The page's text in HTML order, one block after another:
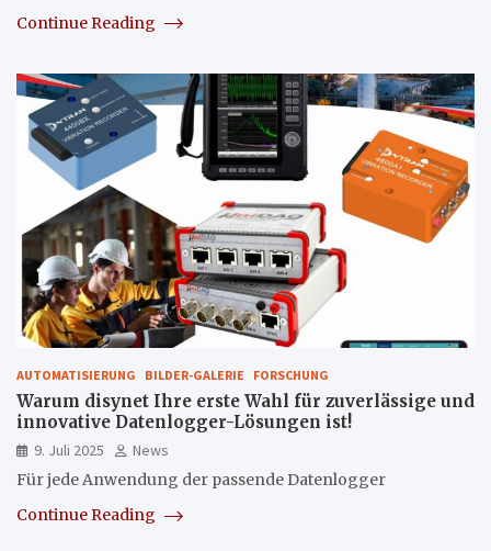
Continue Reading
AUTOMATISIERUNG BILDER-GALERIE FORSCHUNG
Warum disynet Ihre erste Wahl für zuverlässige und
innovative Datenlogger-Lösungen ist!
9. Juli 2025
News
Für jede Anwendung der passende Datenlogger
Continue Reading